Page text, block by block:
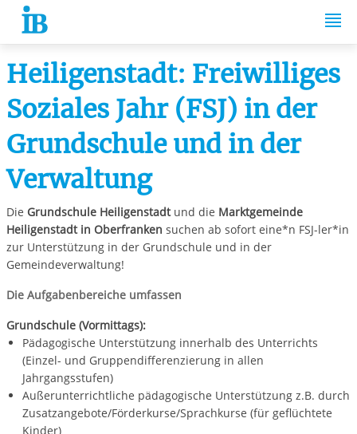
Springe zum Inhalt
Heiligenstadt: Freiwilliges
Soziales Jahr (FSJ) in der
Grundschule und in der
Verwaltung
Die Grundschule Heiligenstadt und die Marktgemeinde
Heiligenstadt in Oberfranken suchen ab sofort eine*n FSJ-ler*in
zur Unterstützung in der Grundschule und in der
Gemeindeverwaltung!
Die Aufgabenbereiche umfassen
Grundschule (Vormittags):
Pädagogische Unterstützung innerhalb des Unterrichts
(Einzel- und Gruppendifferenzierung in allen
Jahrgangsstufen)
Außerunterrichtliche pädagogische Unterstützung z.B. durch
Zusatzangebote/Förderkurse/Sprachkurse (für geflüchtete
Kinder)